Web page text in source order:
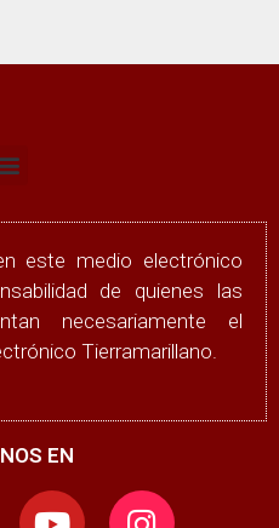
este medio electrónico
de quienes las
necesariamente el
Tierramarillano.
EN